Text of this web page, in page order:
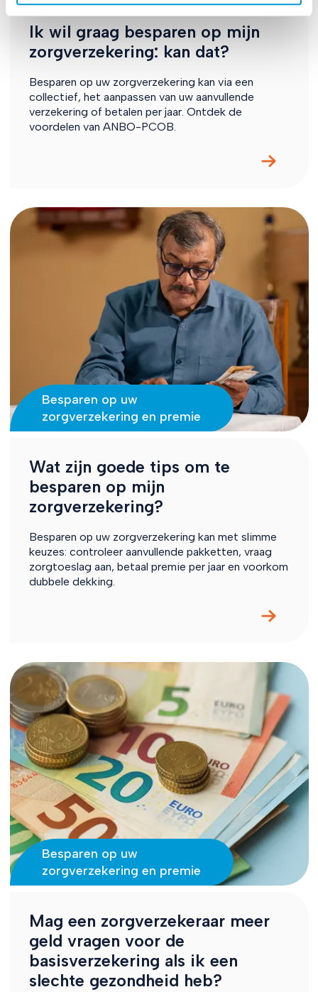
Ik wil graag besparen op mijn
zorgverzekering: kan dat?
Besparen op uw zorgverzekering kan via een
collectief, het aanpassen van uw aanvullende
verzekering of betalen per jaar. Ontdek de
voordelen van ANBO-PCOB.
Besparen op uw
zorgverzekering en premie
Wat zijn goede tips om te
besparen op mijn
zorgverzekering?
Besparen op uw zorgverzekering kan met slimme
keuzes: controleer aanvullende pakketten, vraag
zorgtoeslag aan, betaal premie per jaar en voorkom
dubbele dekking.
Besparen op uw
zorgverzekering en premie
Mag een zorgverzekeraar meer
geld vragen voor de
basisverzekering als ik een
slechte gezondheid heb?